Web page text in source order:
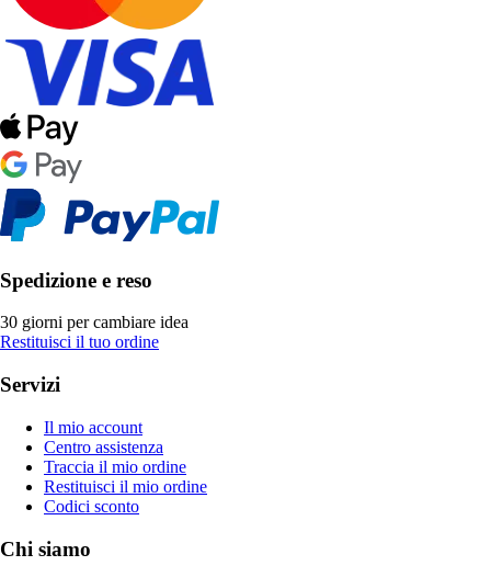
Spedizione e reso
30 giorni per cambiare idea
Restituisci il tuo ordine
Servizi
Il mio account
Centro assistenza
Traccia il mio ordine
Restituisci il mio ordine
Codici sconto
Chi siamo